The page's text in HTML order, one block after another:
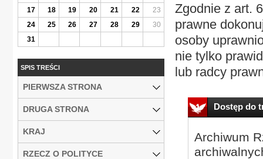
Zgodnie z art.
prawne
osoby
nie tylko
lub radcy
Dostęp do
Archiwum
17
18 19 20 21 22
23
24
25 26 27 28 29
30
31
SPIS TREŚCI
PIERWSZA STRONA
DRUGA STRONA
KRAJ
RZECZ O POLITYCE